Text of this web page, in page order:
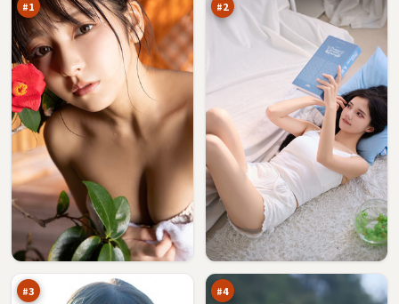
#1 #2
#3
深
海
旁
观
者
96
万
#4
影
子
回
响
96
万